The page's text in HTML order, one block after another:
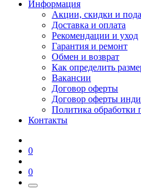
Информация
Акции, скидки и
Доставка и оплата
Рекомендации и уход
Гарантия и ремонт
Обмен и возврат
Как определить
Вакансии
Договор оферты
Договор оферты
Политика обработки
Контакты
0
0